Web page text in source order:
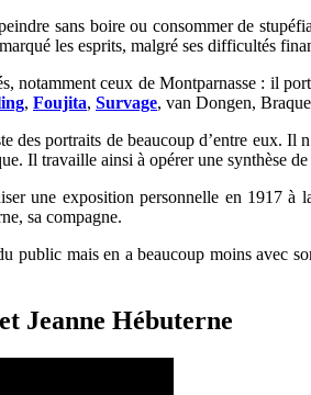
sans boire ou consommer de
les esprits, malgré ses difficultés
notamment ceux de Montparnasse : il
, Foujita, Survage, van Dongen,
portraits de beaucoup d’entre eux.
Il travaille ainsi à opérer une synthèse
une exposition personnelle en 1917
sa compagne.
public mais en a beaucoup moins avec
Jeanne Hébuterne